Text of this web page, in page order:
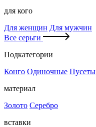
для кого
Для женщин Для мужчин
Все серьги
Подкатегории
Конго Одиночные Пусеты
материал
Золото Серебро
вставки